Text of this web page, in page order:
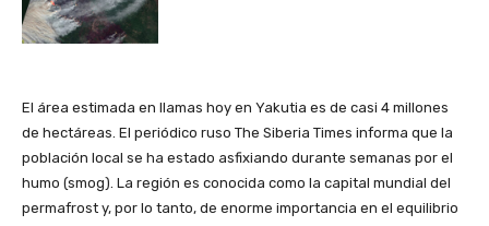
El área estimada en llamas hoy en Yakutia es de casi 4 millones
de hectáreas. El periódico ruso The Siberia Times informa que la
población local se ha estado asfixiando durante semanas por el
humo (smog). La región es conocida como la capital mundial del
permafrost y, por lo tanto, de enorme importancia en el equilibrio